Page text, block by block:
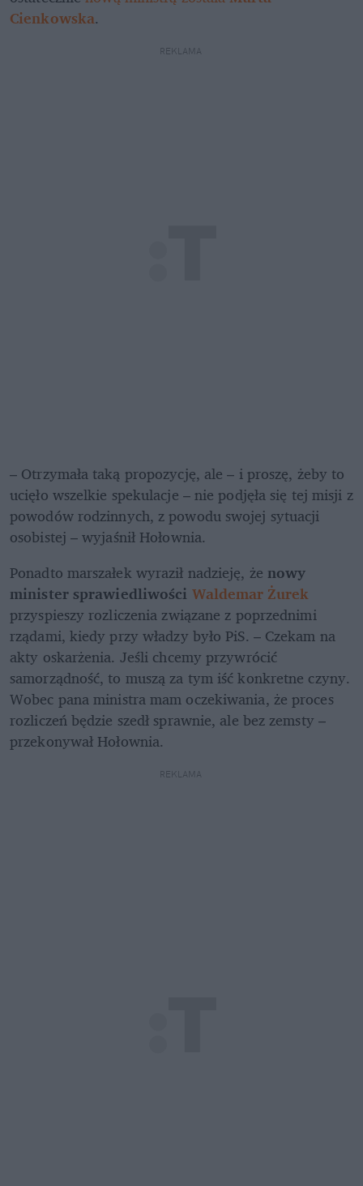
Cienkowska.
REKLAMA
– Otrzymała taką propozycję, ale – i proszę, żeby to
ucięło wszelkie spekulacje – nie podjęła się tej misji z
powodów rodzinnych, z powodu swojej sytuacji
osobistej – wyjaśnił Hołownia.
Ponadto marszałek wyraził nadzieję, że nowy
minister sprawiedliwości Waldemar Żurek
przyspieszy rozliczenia związane z poprzednimi
rządami, kiedy przy władzy było PiS. – Czekam na
akty oskarżenia. Jeśli chcemy przywrócić
samorządność, to muszą za tym iść konkretne czyny.
Wobec pana ministra mam oczekiwania, że proces
rozliczeń będzie szedł sprawnie, ale bez zemsty –
przekonywał Hołownia.
REKLAMA